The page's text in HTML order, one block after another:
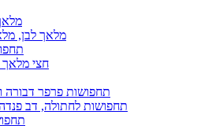
מלאך לבן,
חצי
תחפושות פרפר דבורה
תחפושות לחתולה, דב